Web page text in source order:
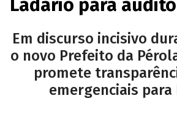
Ladário para
Em discurso incisivo
o novo Prefeito da
promete
emergenciais para